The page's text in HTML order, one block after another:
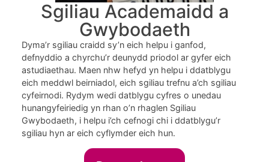
Sgiliau Academaidd a
Gwybodaeth
Dyma’r sgiliau craidd sy’n eich helpu i ganfod,
defnyddio a chyrchu’r deunydd priodol ar gyfer eich
astudiaethau. Maen nhw hefyd yn helpu i ddatblygu
eich meddwl beirniadol, eich sgiliau trefnu a’ch sgiliau
cyfeirnodi. Rydym wedi datblygu cyfres o unedau
hunangyfeiriedig yn rhan o’n rhaglen Sgiliau
Gwybodaeth, i helpu i’ch cefnogi chi i ddatblygu’r
sgiliau hyn ar eich cyflymder eich hun.